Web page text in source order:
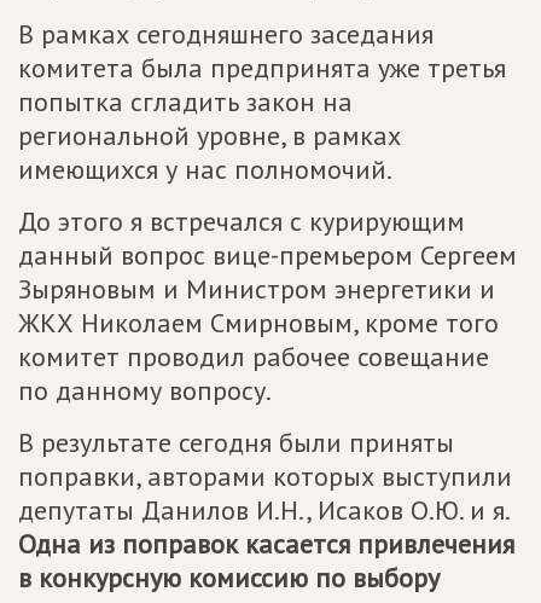
В рамках сегодняшнего заседания
комитета была предпринята уже третья
попытка сгладить закон на
региональной уровне, в рамках
имеющихся у нас полномочий.
До этого я встречался с курирующим
данный вопрос вице-премьером Сергеем
Зыряновым и Министром энергетики и
ЖКХ Николаем Смирновым, кроме того
комитет проводил рабочее совещание
по данному вопросу.
В результате сегодня были приняты
поправки, авторами которых выступили
депутаты Данилов И.Н., Исаков О.Ю. и я.
Одна из поправок касается привлечения
в конкурсную комиссию по выбору